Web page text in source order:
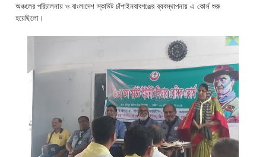
অঞ্চলের পরিচালনায় ও বাংলাদেশ স্কাউট চাঁপাইনবাবগঞ্জের ব্যবস্থাপনায় এ কোর্স শুরু
হয়েছিলো।